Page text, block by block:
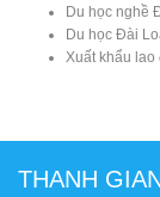
Du học nghề
Du học Đài
Xuất khẩu lao
THANH